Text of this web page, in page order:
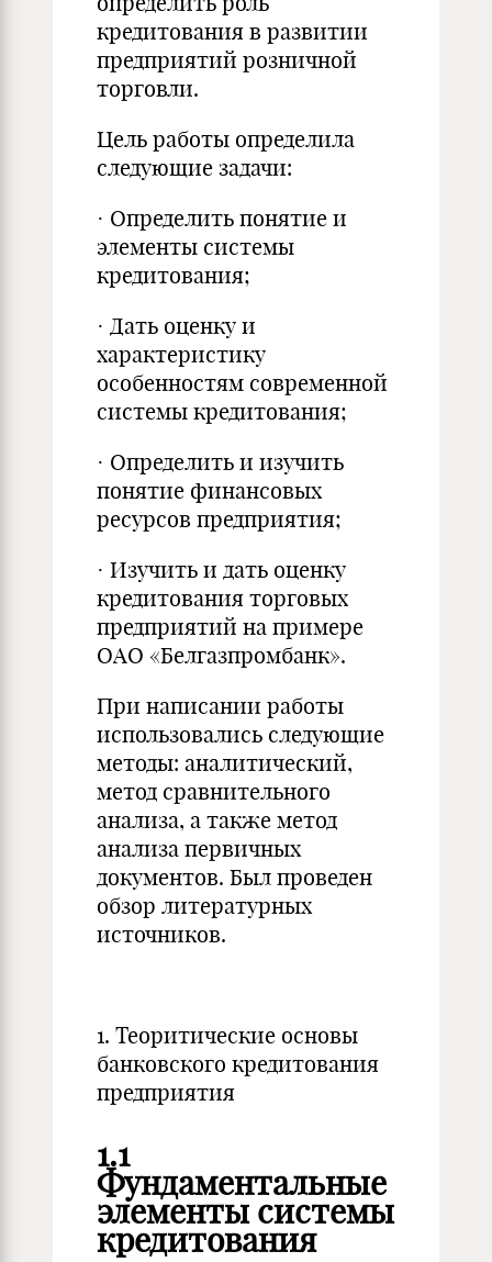
кредитования в развитии
предприятий розничной
торговли.
Цель работы определила
следующие задачи:
· Определить понятие и
элементы системы
кредитования;
· Дать оценку и
характеристику
особенностям современной
системы кредитования;
· Определить и изучить
понятие финансовых
ресурсов предприятия;
· Изучить и дать оценку
кредитования торговых
предприятий на примере
ОАО «Белгазпромбанк».
При написании работы
использовались следующие
методы: аналитический,
метод сравнительного
анализа, а также метод
анализа первичных
документов. Был проведен
обзор литературных
источников.
1. Теоритические основы
банковского кредитования
предприятия
1.1
Фундаментальные
элементы системы
кредитования